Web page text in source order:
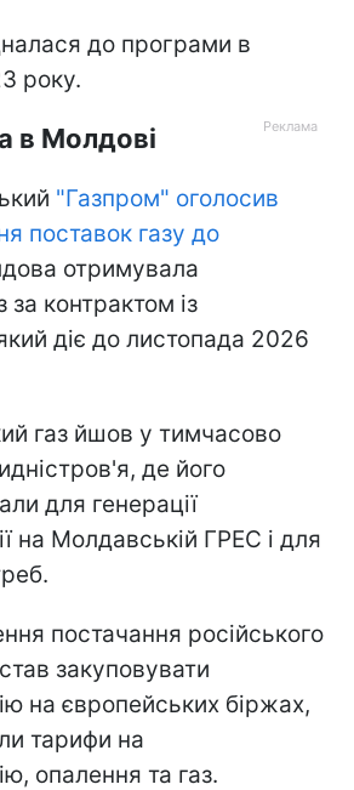
до програми в
року.
в Молдові
"Газпром" оголосив
поставок газу до
отримувала
за контрактом із
діє до листопада 2026
газ йшов у тимчасово
де його
для генерації
на Молдавській ГРЕС і для
постачання російського
закуповувати
на європейських біржах,
тарифи на
опалення та газ.